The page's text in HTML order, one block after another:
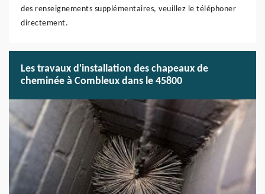
des renseignements supplémentaires, veuillez le téléphoner
directement.
Les travaux d'installation des chapeaux de
cheminée à Combleux dans le 45800